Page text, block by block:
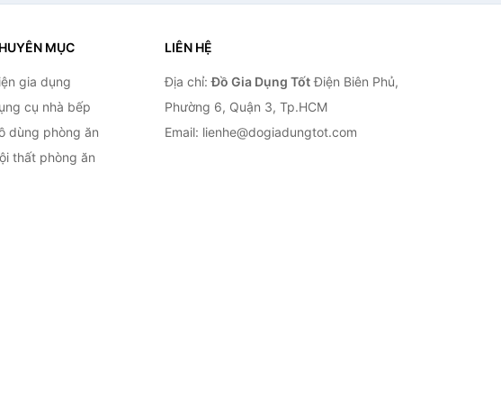
MỤC
gia dụng
cụ nhà bếp
dùng phòng ăn
thất phòng ăn
LIÊN HỆ
Địa chỉ:Đồ Gia Dụng TốtĐiện Biên Phủ,
Phường 6, Quận 3, Tp.HCM
Email: lienhe@dogiadungtot.com